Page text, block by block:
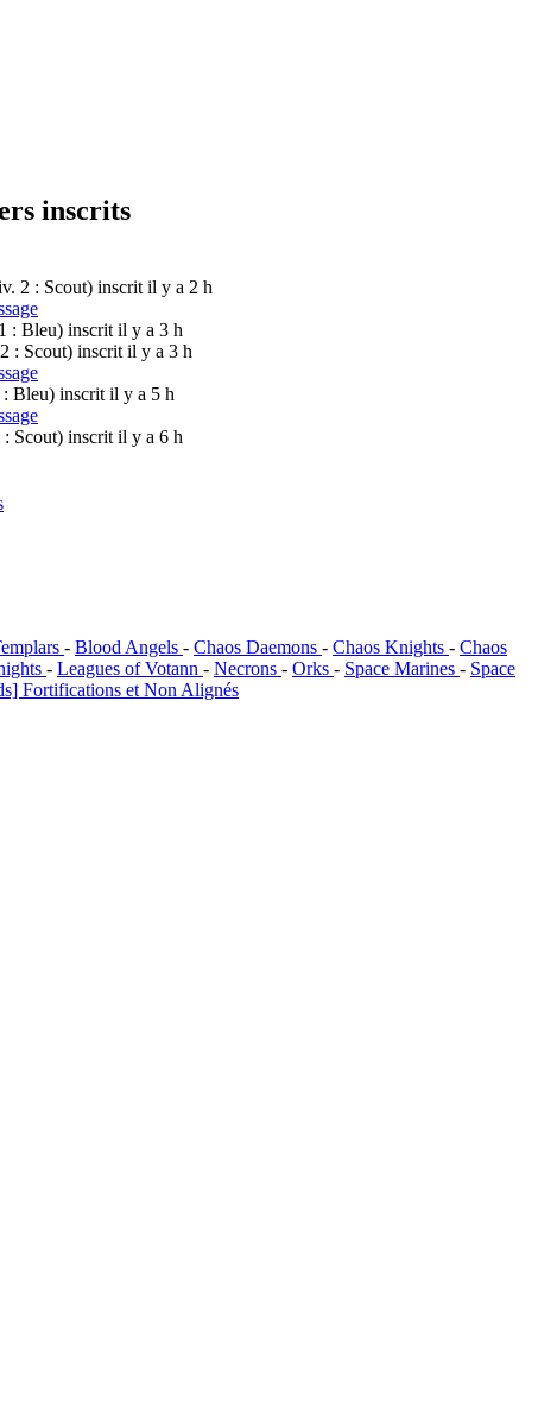
inscrits
2 : Scout) inscrit il y a 2 h
: Bleu) inscrit il y a 3 h
: Scout) inscrit il y a 3 h
Bleu) inscrit il y a 5 h
Scout) inscrit il y a 6 h
- Blood Angels - Chaos Daemons - Chaos Knights - Chaos
- Leagues of Votann - Necrons - Orks - Space Marines - Space
Fortifications et Non Alignés